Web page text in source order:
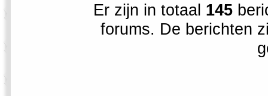
Er zijn in totaal 145
forums. De berichten